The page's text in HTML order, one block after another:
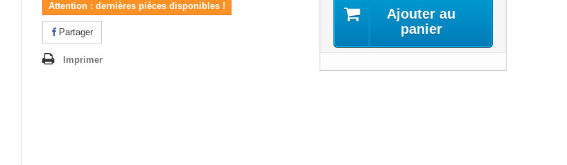
Attention : dernières pièces disponibles !
Partager
Imprimer
Ajouter au
panier